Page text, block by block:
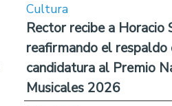
Cultura
Rector recibe a Horacio
reafirmando el respaldo
candidatura al Premio
Musicales 2026